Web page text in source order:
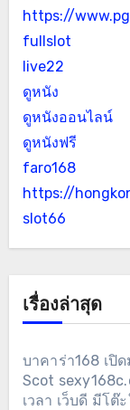
https://
fullslot
live22
ดูหนัง
ดูหนังออนไลน์
ดูหนังฟรี
faro168
https://
slot66
เรื่องล่าสุด
บาคาร่า168 เปิ
Scot
เวลา เว็บดี มีโต๊